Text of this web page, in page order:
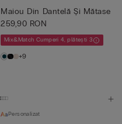
Maiou Din Dantelă Și Mătase
259,90 RON
Mix&Match Cumperi 4, plătești 3
+9
Personalizat